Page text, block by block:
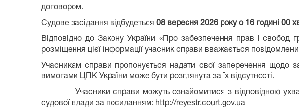
договором.
Судове засідання відбудеться 08 вересня 2026 року о 16 годині 00
Відповідно до Закону України «Про забезпечення прав і свобод
розміщення цієї інформації учасник справи вважається
Учасникам справи пропонується надати свої заперечення щодо
вимогами ЦПК України може бути розглянута за їх відсутності.
Учасники справи можуть ознайомитися з відповідною
судової влади за посиланням: http://reyestr.court.gov.ua